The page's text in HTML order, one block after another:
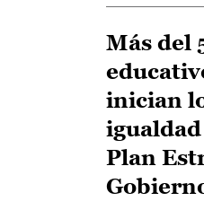
Más del
inician
Plan